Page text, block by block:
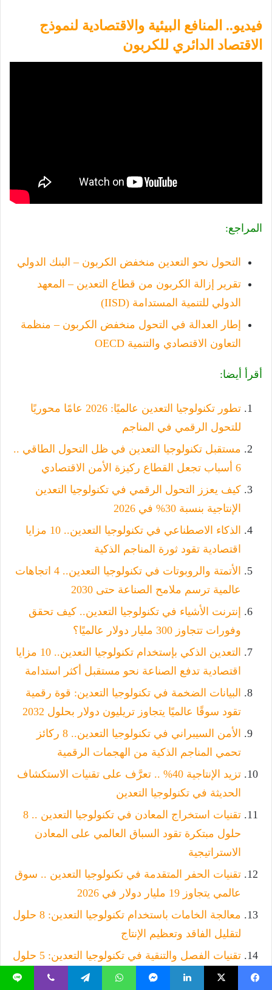
فيديو.. المنافع البيئية والاقتصادية لنموذج
الاقتصاد الدائري للكربون
المراجع:
التحول نحو التعدين منخفض الكربون – البنك الدولي
تقرير إزالة الكربون من قطاع التعدين – المعهد
الدولي للتنمية المستدامة (IISD)
إطار العدالة في التحول منخفض الكربون – منظمة
التعاون الاقتصادي والتنمية OECD
أقرأ أيضا:
تطور تكنولوجيا التعدين عالميًا: 2026 عامًا محوريًا
للتحول الرقمي في المناجم
مستقبل تكنولوجيا التعدين في ظل التحول الطاقي ..
6 أسباب تجعل القطاع ركيزة الأمن الاقتصادي
كيف يعزز التحول الرقمي في تكنولوجيا التعدين
الإنتاجية بنسبة 30% في 2026
الذكاء الاصطناعي في تكنولوجيا التعدين.. 10 مزايا
اقتصادية تقود ثورة المناجم الذكية
الأتمتة والروبوتات في تكنولوجيا التعدين.. 4 اتجاهات
عالمية ترسم ملامح الصناعة حتى 2030
إنترنت الأشياء في تكنولوجيا التعدين.. كيف تحقق
وفورات تتجاوز 300 مليار دولار عالميًا؟
التعدين الذكي بإستخدام تكنولوجيا التعدين.. 10 مزايا
اقتصادية تدفع الصناعة نحو مستقبل أكثر استدامة
البيانات الضخمة في تكنولوجيا التعدين: قوة رقمية
تقود سوقًا عالميًا يتجاوز تريليون دولار بحلول 2032
الأمن السيبراني في تكنولوجيا التعدين.. 8 ركائز
تحمي المناجم الذكية من الهجمات الرقمية
تزيد الإنتاجية 40% .. تعرَّف على تقنيات الاستكشاف
الحديثة في تكنولوجيا التعدين
تقنيات استخراج المعادن في تكنولوجيا التعدين .. 8
حلول مبتكرة تقود السباق العالمي على المعادن
الاستراتيجية
تقنيات الحفر المتقدمة في تكنولوجيا التعدين .. سوق
عالمي يتجاوز 19 مليار دولار في 2026
معالجة الخامات باستخدام تكنولوجيا التعدين: 8 حلول
لتقليل الفاقد وتعظيم الإنتاج
تقنيات الفصل والتنقية في تكنولوجيا التعدين: 5 حلول
رئيسية تعيد تشكيل قطاع التعدين عالميًا